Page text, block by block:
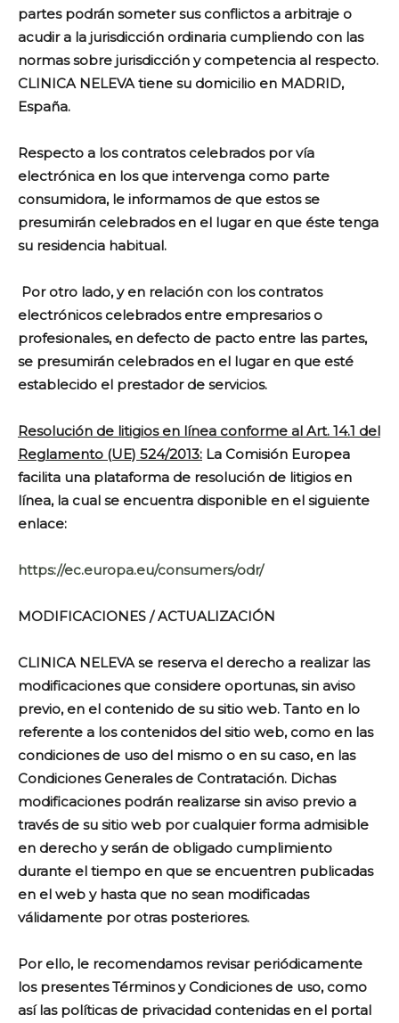
partes podrán someter sus conflictos a arbitraje o
acudir a la jurisdicción ordinaria cumpliendo con las
normas sobre jurisdicción y competencia al respecto.
CLINICA NELEVA tiene su domicilio en MADRID,
España.
Respecto a los contratos celebrados por vía
electrónica en los que intervenga como parte
consumidora, le informamos de que estos se
presumirán celebrados en el lugar en que éste tenga
su residencia habitual.
Por otro lado, y en relación con los contratos
electrónicos celebrados entre empresarios o
profesionales, en defecto de pacto entre las partes,
se presumirán celebrados en el lugar en que esté
establecido el prestador de servicios.
Resolución de litigios en línea conforme al Art. 14.1 del
Reglamento (UE) 524/2013: La Comisión Europea
facilita una plataforma de resolución de litigios en
línea, la cual se encuentra disponible en el siguiente
enlace:
https://ec.europa.eu/consumers/odr/
MODIFICACIONES / ACTUALIZACIÓN
CLINICA NELEVA se reserva el derecho a realizar las
modificaciones que considere oportunas, sin aviso
previo, en el contenido de su sitio web. Tanto en lo
referente a los contenidos del sitio web, como en las
condiciones de uso del mismo o en su caso, en las
Condiciones Generales de Contratación. Dichas
modificaciones podrán realizarse sin aviso previo a
través de su sitio web por cualquier forma admisible
en derecho y serán de obligado cumplimiento
durante el tiempo en que se encuentren publicadas
en el web y hasta que no sean modificadas
válidamente por otras posteriores.
Por ello, le recomendamos revisar periódicamente
los presentes Términos y Condiciones de uso, como
así las políticas de privacidad contenidas en el portal